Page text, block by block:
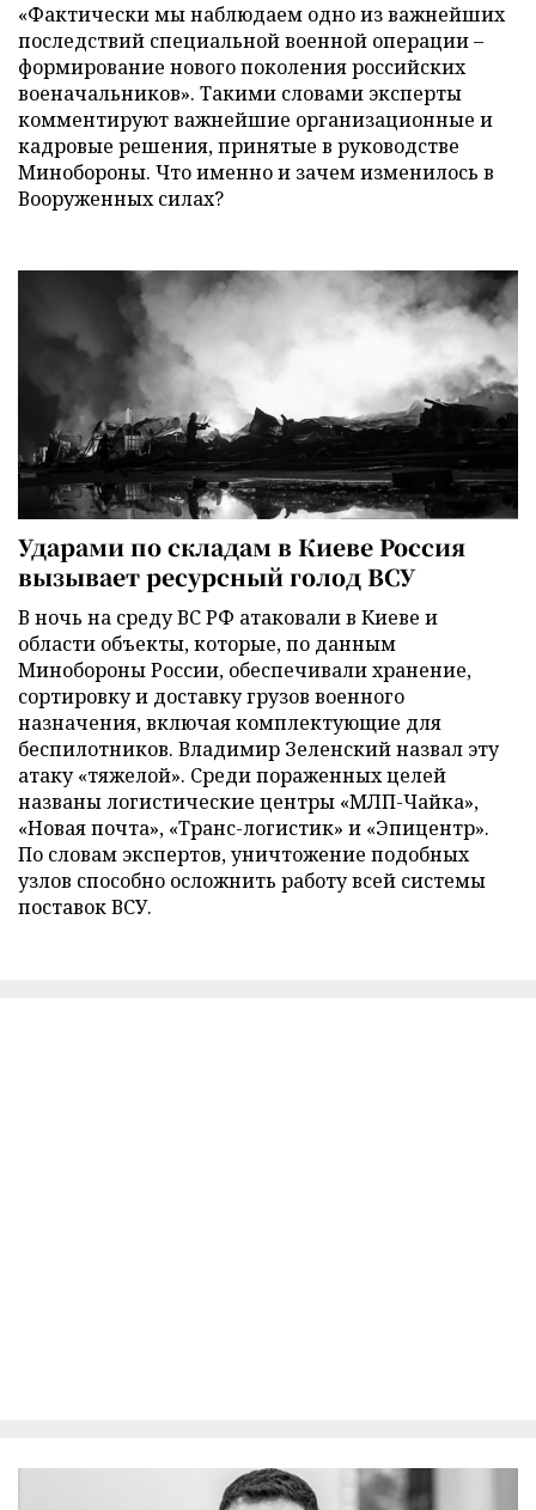
«Фактически мы наблюдаем одно из важнейших
последствий специальной военной операции –
формирование нового поколения российских
военачальников». Такими словами эксперты
комментируют важнейшие организационные и
кадровые решения, принятые в руководстве
Минобороны. Что именно и зачем изменилось в
Вооруженных силах?
Ударами по складам в Киеве Россия
вызывает ресурсный голод ВСУ
В ночь на среду ВС РФ атаковали в Киеве и
области объекты, которые, по данным
Минобороны России, обеспечивали хранение,
сортировку и доставку грузов военного
назначения, включая комплектующие для
беспилотников. Владимир Зеленский назвал эту
атаку «тяжелой». Среди пораженных целей
названы логистические центры «МЛП-Чайка»,
«Новая почта», «Транс-логистик» и «Эпицентр».
По словам экспертов, уничтожение подобных
узлов способно осложнить работу всей системы
поставок ВСУ.